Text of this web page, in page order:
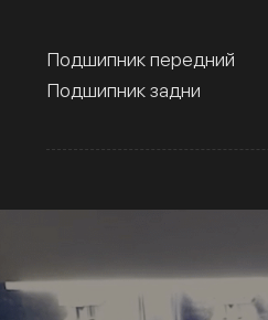
Подшипник передний
Подшипник задни